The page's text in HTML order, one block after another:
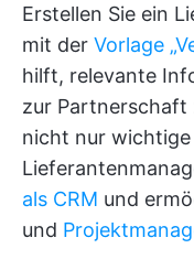
Erstellen Sie ein
mit der Vorlage
hilft, relevante
zur Partnerschaft
nicht nur
als CRM und
und